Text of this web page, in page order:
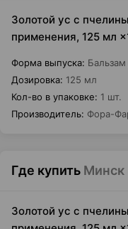
Золотой ус с
применения, 125 мл
Форма выпуска:
Дозировка: 125 мл
Кол-во в упаковке: 1 шт.
Производитель: Фора-
Где купить Минск
Золотой ус с